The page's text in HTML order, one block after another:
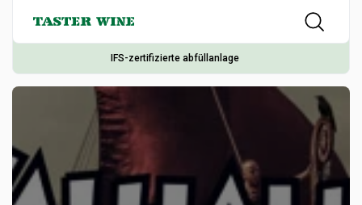
IFS-zertifizierte abfüllanlage